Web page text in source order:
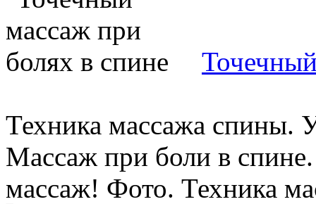
Техника массажа спины.
Массаж при боли в
массаж! Фото. Техника